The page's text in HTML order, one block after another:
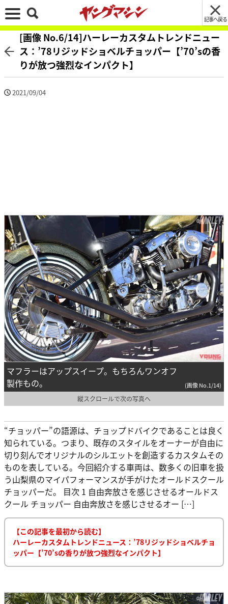
記事へ戻る
[画像 No.6/14]ハーレーカスタムトレンドニュー
ス：’78リジッドショベルチョッパー【’70’sの香
りが放つ強烈なインパクト】
2021/09/04
マフラーはアップスイープ。もちろんワンオフ
製作もの。
(画像 No.1/14)
縦スクロールで次の写真へ
“チョッパー”の語源は、チョップドバイクであることは良く
知られている。つまり、既存のスタイルをオーナーが自由に
切り刻んでオリジナルのシルエットを創造するカスタムその
ものを表している。今回紹介する車両は、数多くの旧車を扱
う山梨県のマイパフォーマンスが手がけたオールドスクール
チョッパーだ。 目次 1 自由奔放さを感じさせるオールドス
クール チョッパー 自由奔放さを感じさせるオー […]
【この記事を最初から読む】
ハーレーカスタムトレンドニュース：’78リジッドショベルチョ
ッパー【’70’sの香りが放つ強烈なインパクト】